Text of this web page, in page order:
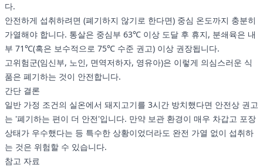
다.
안전하게 섭취하려면 (폐기하지 않기로 한다면) 중심 온도까지 충분히
가열해야 합니다. 통살은 중심부 63℃ 이상 도달 후 휴지, 분쇄육은 내
부 71℃(혹은 보수적으로 75℃ 수준 권고) 이상 권장됩니다.
고위험군(임신부, 노인, 면역저하자, 영유아)은 이렇게 의심스러운 식
품은 폐기하는 것이 안전합니다.
간단 결론
일반 가정 조건의 실온에서 돼지고기를 3시간 방치했다면 안전상 권고
는 '폐기하는 편이 더 안전'입니다. 만약 보관 환경이 매우 차갑고 포장
상태가 우수했다는 등 특수한 상황이었더라도 완전 가열 없이 섭취하
는 것은 위험할 수 있습니다.
참고 자료